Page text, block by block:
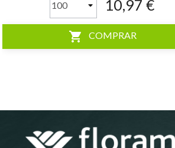
10,97 €
shopping_cart COMPRAR